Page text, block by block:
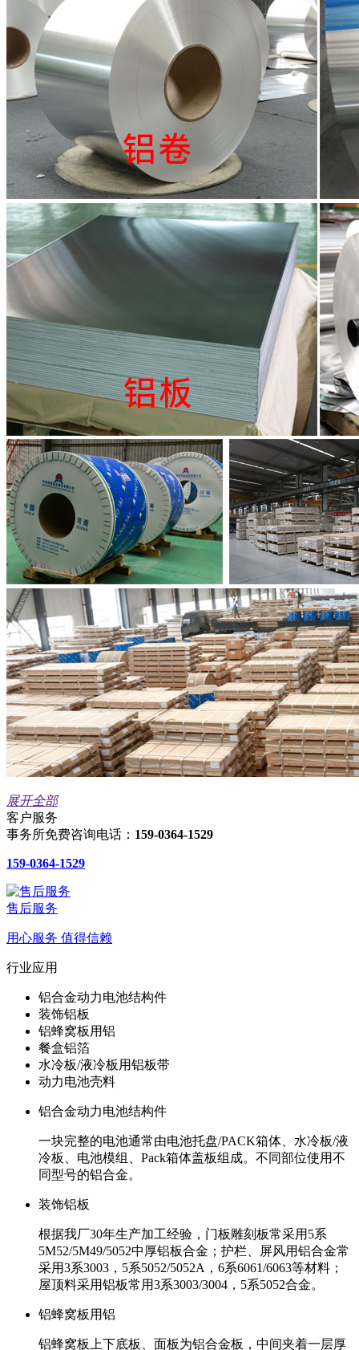
展开全部
客户服务
事务所免费咨询电话： 159-0364-1529
159-0364-1529
售后服务
用心服务 值得信赖
行业应用
铝合金动力电池结构件
装饰铝板
铝蜂窝板用铝
餐盒铝箔
水冷板/液冷板用铝板带
动力电池壳料
铝合金动力电池结构件
一块完整的电池通常由电池托盘/PACK箱体、水冷板/液
冷板、电池模组、Pack箱体盖板组成。不同部位使用不
同型号的铝合金。
装饰铝板
根据我厂30年生产加工经验，门板雕刻板常采用5系
5M52/5M49/5052中厚铝板合金；护栏、屏风用铝合金常
采用3系3003，5系5052/5052A，6系6061/6063等材料；
屋顶料采用铝板常用3系3003/3004，5系5052合金。
铝蜂窝板用铝
铝蜂窝板上下底板、面板为铝合金板，中间夹着一层厚